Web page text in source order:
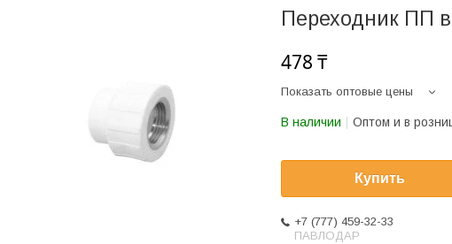
Переходник ПП
478 ₸
Показать оптовые цены
В наличии Оптом и в
Купить
+7 (777) 459-32-33
ПАВЛОДАР